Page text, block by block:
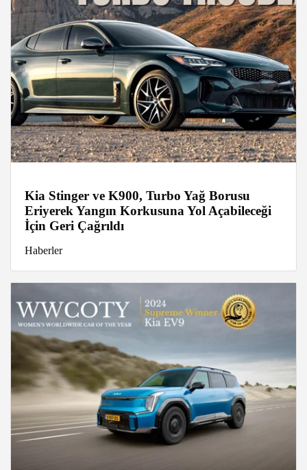
Kia Stinger ve K900, Turbo Yağ Borusu
Eriyerek Yangın Korkusuna Yol Açabileceği
İçin Geri Çağrıldı
Haberler